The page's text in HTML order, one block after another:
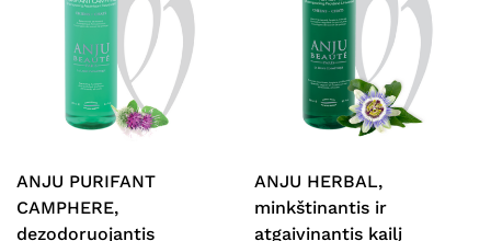
ANJU PURIFANT
CAMPHERE,
dezodoruojantis
ANJU HERBAL,
minkštinantis ir
atgaivinantis kailį